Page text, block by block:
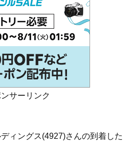
サーリンク
ィングス(4927)さんの到着した